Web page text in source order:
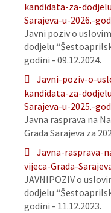
kandidata-za-
Sarajeva-u-2026.-
Javni poziv o
dodjelu
godini - 09.12.2024.
Javni-poziv-o-
kandidata-za-
Sarajeva-u-2025.-
Javna rasprava na
Grada Sarajeva za
Javna-rasprava-
vijeca-Grada-
JAVNIPOZIV o
dodjelu
godini - 11.12.2023.